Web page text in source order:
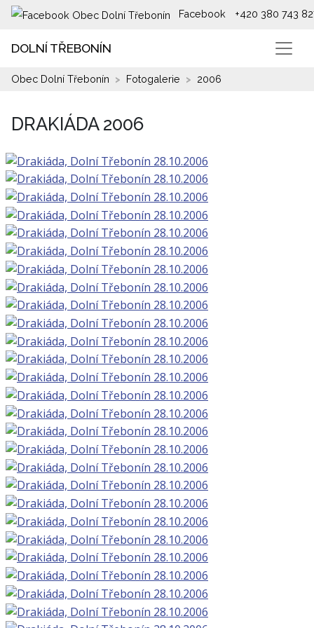
Facebook +420 380 743
DOLNÍ TŘEBONÍN
Obec Dolní Třebonín Fotogalerie 2006
DRAKIÁDA 2006